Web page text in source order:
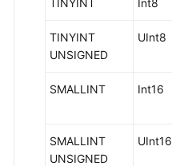
用
购
TINYINT Int8
TINYINT
UNSIGNED
UInt8
SMALLINT Int16
SMALLINT
UNSIGNED
UInt16